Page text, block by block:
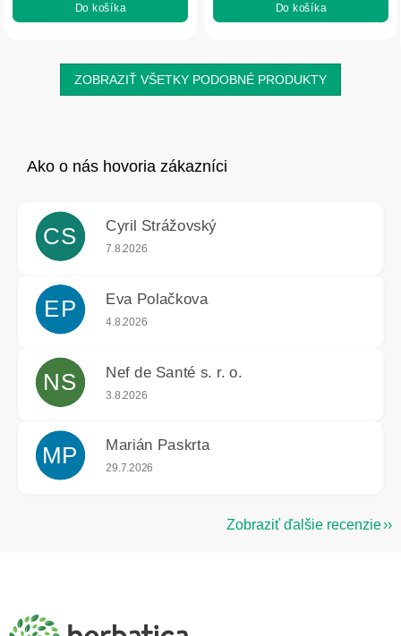
Do košíka Do košíka
ZOBRAZIŤ VŠETKY PODOBNÉ PRODUKTY
CS Cyril Strážovský
Hodnotenie obchodu je 5 z 5 hviezdičiek.
7.8.2026
EP Eva Polačkova
Hodnotenie obchodu je 5 z 5 hviezdičiek.
4.8.2026
NS Nef de Santé s. r. o.
Hodnotenie obchodu je 5 z 5 hviezdičiek.
3.8.2026
MP Marián Paskrta
Hodnotenie obchodu je 5 z 5 hviezdičiek.
29.7.2026
Zobraziť ďalšie recenzie